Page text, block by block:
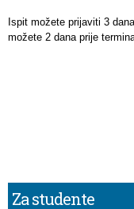
Ispit možete prijaviti 3
možete 2 dana prije
Za studente